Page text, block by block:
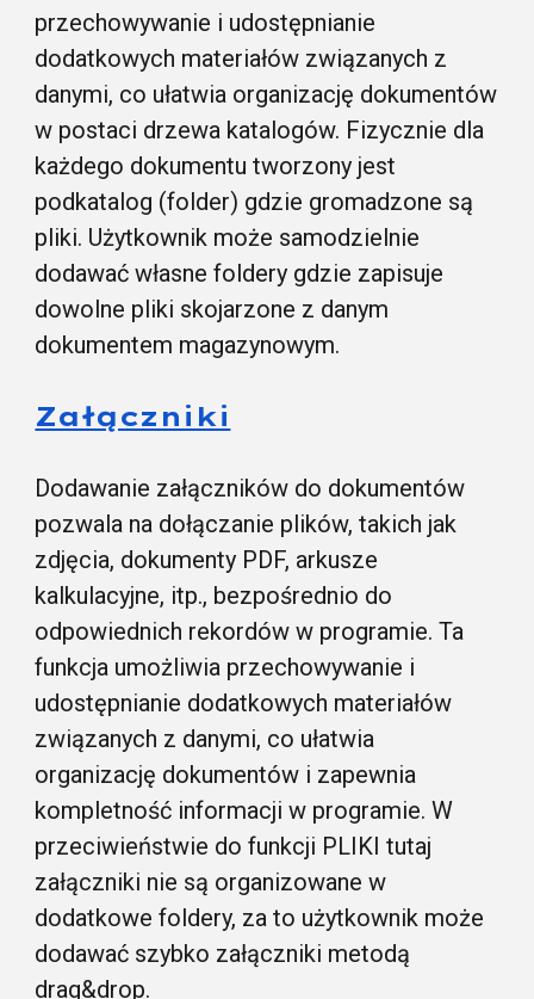
przechowywanie i udostępnianie
dodatkowych materiałów związanych z
danymi, co ułatwia organizację dokumentów
w postaci drzewa katalogów. Fizycznie dla
każdego dokumentu tworzony jest
podkatalog (folder) gdzie gromadzone są
pliki. Użytkownik może samodzielnie
dodawać własne foldery gdzie zapisuje
dowolne pliki skojarzone z danym
dokumentem magazynowym.
Załączniki
Dodawanie załączników do dokumentów
pozwala na dołączanie plików, takich jak
zdjęcia, dokumenty PDF, arkusze
kalkulacyjne, itp., bezpośrednio do
odpowiednich rekordów w programie. Ta
funkcja umożliwia przechowywanie i
udostępnianie dodatkowych materiałów
związanych z danymi, co ułatwia
organizację dokumentów i zapewnia
kompletność informacji w programie. W
przeciwieństwie do funkcji PLIKI tutaj
załączniki nie są organizowane w
dodatkowe foldery, za to użytkownik może
dodawać szybko załączniki metodą
drag&drop.